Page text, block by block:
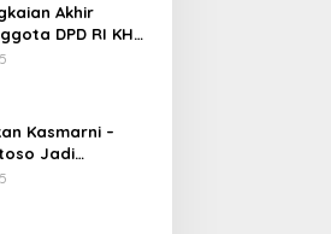
Akhir
DPD RI KH
Mursyid
Kasmarni –
Jadi
2024